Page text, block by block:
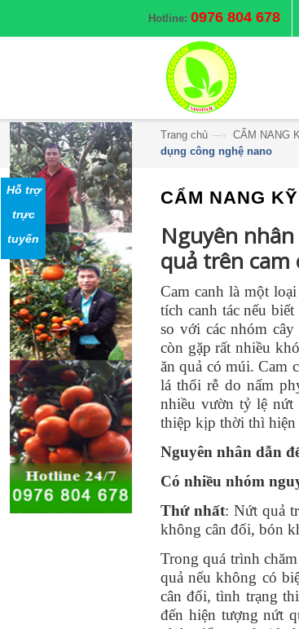
Hỗ trợ
trực
tuyến
Hotline: 0976 804 678
Trang chủ —› CẨM NANG
dụng công nghệ nano
CẨM NANG
Nguyên
quả trên cam
Cam canh là một
tích canh tác nếu
so với các nhóm
còn gặp rất nhiều
ăn quả có múi. Cam
lá thối rễ do nấm
nhiều vườn tỷ lệ nứt
thiệp kịp thời thì hiện
Nguyên nhân dẫn
Có nhiều nhóm
Thứ nhất: Nứt quả
không cân đối, bón
Trong quá trình
quả nếu không có
cân đối, tình trạng
đến hiện tượng nứt